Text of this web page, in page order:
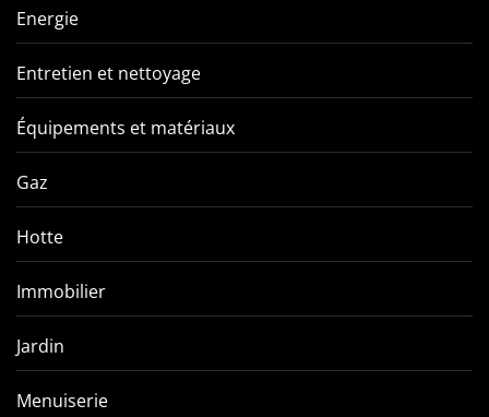
Energie
Entretien et nettoyage
Équipements et matériaux
Gaz
Hotte
Immobilier
Jardin
Menuiserie